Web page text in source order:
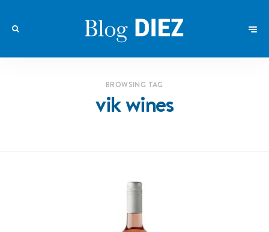
BROWSING TAG
vik wines